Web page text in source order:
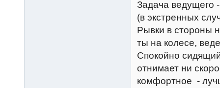
Задача ведущего
(в экстренных
Рывки в стороны
ты на колесе,
Спокойно
отнимает ни
комфортное -